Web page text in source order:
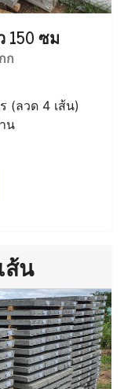
150 ซม
ก
(ลวด 4 เส้น)
น
ส้น